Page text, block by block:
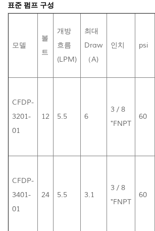
표준 펌프 구성
모델
볼
트
개방
흐름
(LPM)
최대
Draw
（A)
인치 psi
CFDP-
3201-
01
12 5.5 6
3 / 8
"FNPT
60
CFDP-
3401-
01
24 5.5 3.1
3 / 8
"FNPT
60